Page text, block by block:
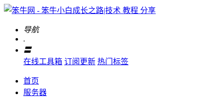
导航
.
〓
在线工具箱 订阅更新 热门标签
首页
服务器